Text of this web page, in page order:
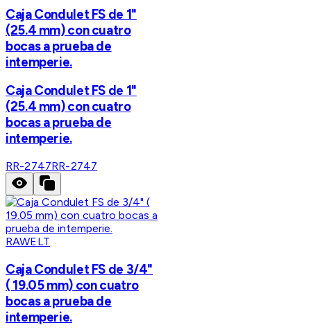
Caja Condulet FS de 1"
(25.4 mm) con cuatro
bocas a prueba de
intemperie.
Caja Condulet FS de 1"
(25.4 mm) con cuatro
bocas a prueba de
intemperie.
RR-2747RR-2747
RAWELT
Caja Condulet FS de 3/4"
( 19.05 mm) con cuatro
bocas a prueba de
intemperie.